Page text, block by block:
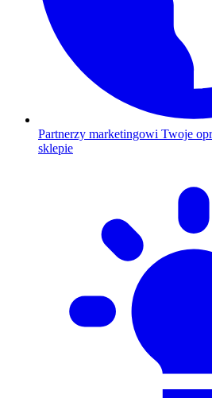
Partnerzy marketingowi Twoje
sklepie